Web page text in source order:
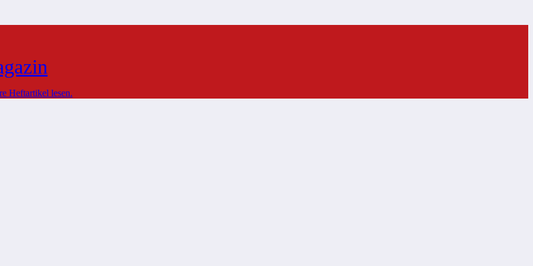
Heftartikel lesen.